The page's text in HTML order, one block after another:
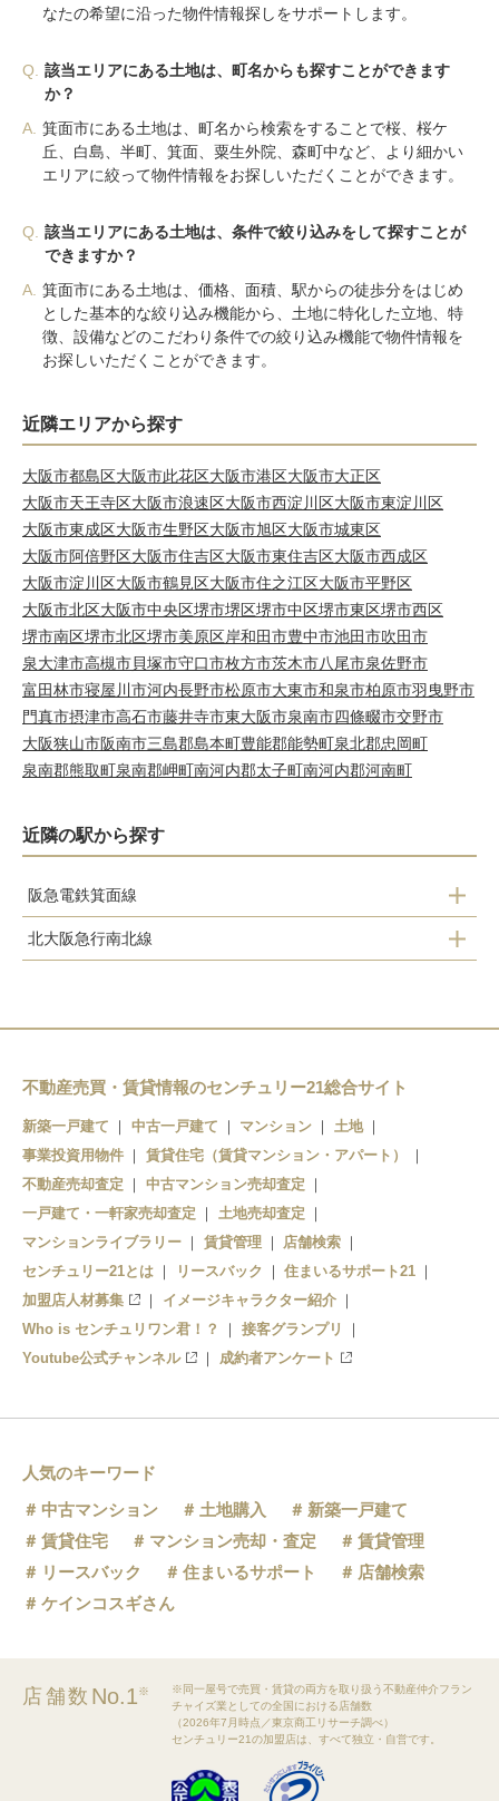
なたの希望に沿った物件情報探しをサポートします。
Q.
該当エリアにある土地は、町名からも探すことができます
か？
A. 箕面市にある土地は、町名から検索をすることで桜、桜ケ
丘、白島、半町、箕面、粟生外院、森町中など、より細かい
エリアに絞って物件情報をお探しいただくことができます。
Q.
該当エリアにある土地は、条件で絞り込みをして探すことが
できますか？
A. 箕面市にある土地は、価格、面積、駅からの徒歩分をはじめ
とした基本的な絞り込み機能から、土地に特化した立地、特
徴、設備などのこだわり条件での絞り込み機能で物件情報を
お探しいただくことができます。
近隣エリアから探す
大阪市都島区大阪市此花区大阪市港区大阪市大正区
大阪市天王寺区大阪市浪速区大阪市西淀川区大阪市東淀川区
大阪市東成区大阪市生野区大阪市旭区大阪市城東区
大阪市阿倍野区大阪市住吉区大阪市東住吉区大阪市西成区
大阪市淀川区大阪市鶴見区大阪市住之江区大阪市平野区
大阪市北区大阪市中央区堺市堺区堺市中区堺市東区堺市西区
堺市南区堺市北区堺市美原区岸和田市豊中市池田市吹田市
泉大津市高槻市貝塚市守口市枚方市茨木市八尾市泉佐野市
富田林市寝屋川市河内長野市松原市大東市和泉市柏原市羽曳野市
門真市摂津市高石市藤井寺市東大阪市泉南市四條畷市交野市
大阪狭山市阪南市三島郡島本町豊能郡能勢町泉北郡忠岡町
泉南郡熊取町泉南郡岬町南河内郡太子町南河内郡河南町
近隣の駅から探す
阪急電鉄箕面線
桜井駅
北大阪急行南北線
箕面萱野駅
不動産売買・賃貸情報のセンチュリー21総合サイト
新築一戸建て 中古一戸建て マンション
土地
事業投資用物件
賃貸住宅（賃貸マンション・アパート）
不動産売却査定
中古マンション売却査定
一戸建て・一軒家売却査定
土地売却査定
マンションライブラリー
賃貸管理
店舗検索
センチュリー21とは
リースバック
住まいるサポート21
加盟店人材募集
イメージキャラクター紹介
Who is センチュリワン君！？
接客グランプリ
Youtube公式チャンネル
成約者アンケート
人気のキーワード
中古マンション
土地購入
新築一戸建て
賃貸住宅
マンション売却・査定
賃貸管理
リースバック
住まいるサポート
店舗検索
ケインコスギさん
店舗数 No.1※
※同一屋号で売買・賃貸の両方を取り扱う不動産仲介フラン
チャイズ業としての全国における店舗数
（2026年7月時点／東京商工リサーチ調べ）
センチュリー21の加盟店は、すべて独立・自営です。